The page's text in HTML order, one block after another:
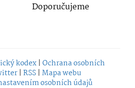
Doporučujeme
kodex | Ochrana osobních
| RSS | Mapa webu
osobních údajů